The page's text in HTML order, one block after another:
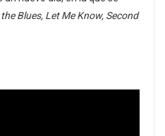
Blues, Let Me Know, Second